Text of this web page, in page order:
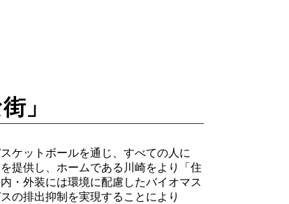
」
ケットボールを通じ、すべての人に
提供し、ホームである川崎をより「住
・外装には環境に配慮したバイオマス
の排出抑制を実現することにより